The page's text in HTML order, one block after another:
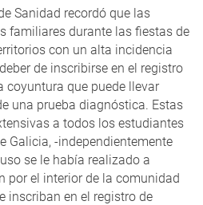
Sanidad recordó que las
familiares durante las fiestas de
con un alta incidencia
de inscribirse en el registro
coyuntura que puede llevar
una prueba diagnóstica. Estas
a todos los estudiantes
Galicia, -independientemente
se le había realizado a
por el interior de la comunidad
inscriban en el registro de